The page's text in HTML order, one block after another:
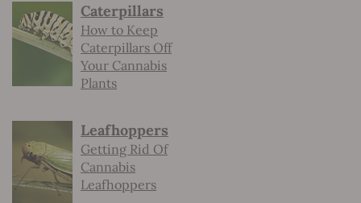
Caterpillars
How to Keep
Caterpillars Off
Your Cannabis
Plants
Leafhoppers
Getting Rid Of
Cannabis
Leafhoppers